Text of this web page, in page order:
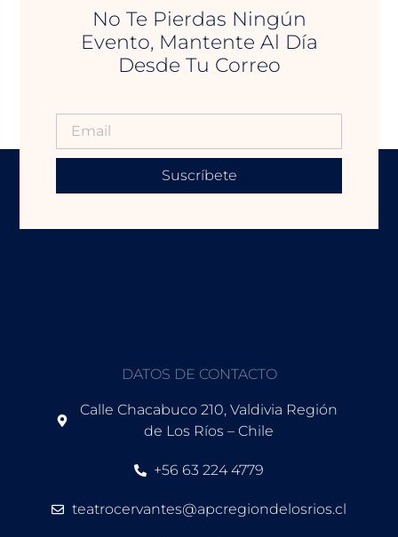
No Te Pierdas Ningún
Evento, Mantente Al Día
Desde Tu Correo
Suscríbete
DATOS DE CONTACTO
Calle Chacabuco 210, Valdivia Región
de Los Ríos – Chile
+56 63 224 4779
teatrocervantes@apcregiondelosrios.cl